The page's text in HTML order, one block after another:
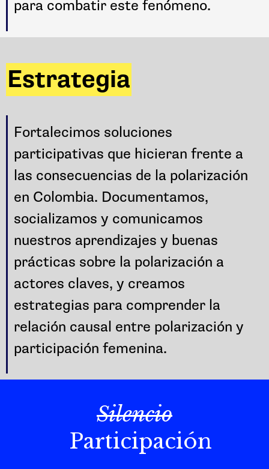
para combatir este fenómeno.
Estrategia
Fortalecimos soluciones
participativas que hicieran frente a
las consecuencias de la polarización
en Colombia. Documentamos,
socializamos y comunicamos
nuestros aprendizajes y buenas
prácticas sobre la polarización a
actores claves, y creamos
estrategias para comprender la
relación causal entre polarización y
participación femenina.
Silencio
Participación